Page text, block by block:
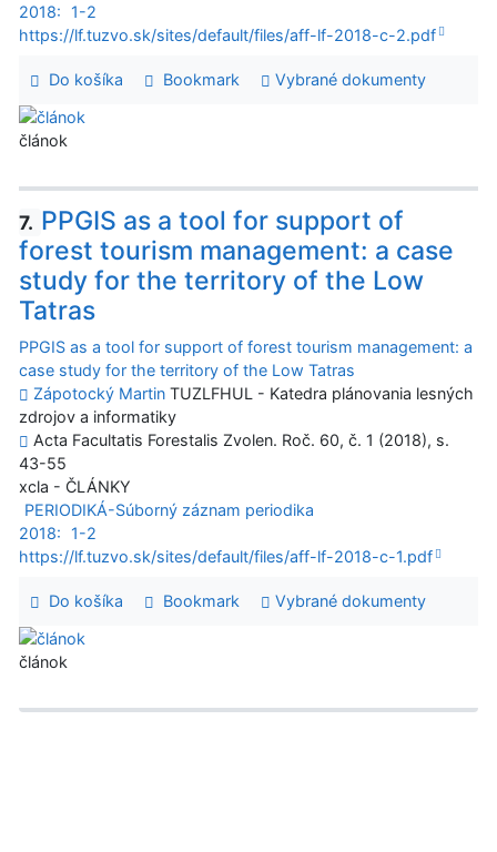
2018:
1-2
https://lf.tuzvo.sk/sites/default/files/aff-lf-2018-c-2.pdf
Do košíka Bookmark Vybrané dokumenty
článok
7. PPGIS as a tool for support of
forest tourism management: a case
study for the territory of the Low
Tatras
PPGIS as a tool for support of forest tourism management: a
case study for the territory of the Low Tatras
Zápotocký Martin TUZLFHUL - Katedra plánovania lesných
zdrojov a informatiky
Acta Facultatis Forestalis Zvolen. Roč. 60, č. 1 (2018), s.
43-55
xcla - ČLÁNKY
PERIODIKÁ-Súborný záznam periodika
2018:
1-2
https://lf.tuzvo.sk/sites/default/files/aff-lf-2018-c-1.pdf
Do košíka Bookmark Vybrané dokumenty
článok